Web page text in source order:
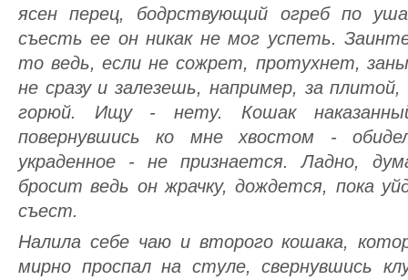
ясен перец, бодрствующий огреб по
съесть ее он никак не мог успеть.
то ведь, если не сожрет, протухнет,
не сразу и залезешь, например, за
горюй. Ищу - нету. Кошак
повернувшись ко мне хвостом -
украденное - не признается. Ладно,
бросит ведь он жрачку, дождется, пока
съест.
Налила себе чаю и второго кошака,
мирно проспал на стуле, свернувшись